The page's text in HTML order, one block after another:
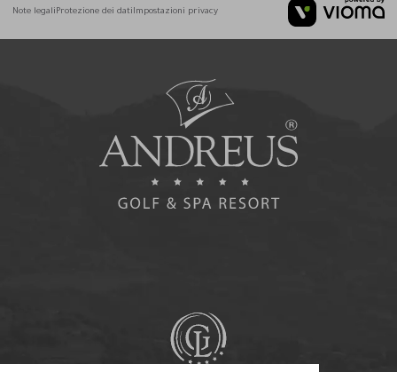
Note legaliProtezione dei datiImpostazioni privacy